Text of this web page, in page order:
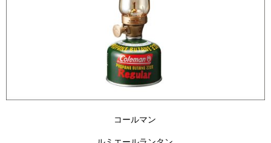
コールマン